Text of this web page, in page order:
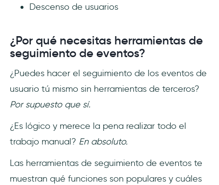
Descenso de usuarios
¿Por qué necesitas herramientas de
seguimiento de eventos?
¿Puedes hacer el seguimiento de los eventos de
usuario tú mismo sin herramientas de terceros?
Por supuesto que sí.
¿Es lógico y merece la pena realizar todo el
trabajo manual? En absoluto.
Las herramientas de seguimiento de eventos te
muestran qué funciones son populares y cuáles